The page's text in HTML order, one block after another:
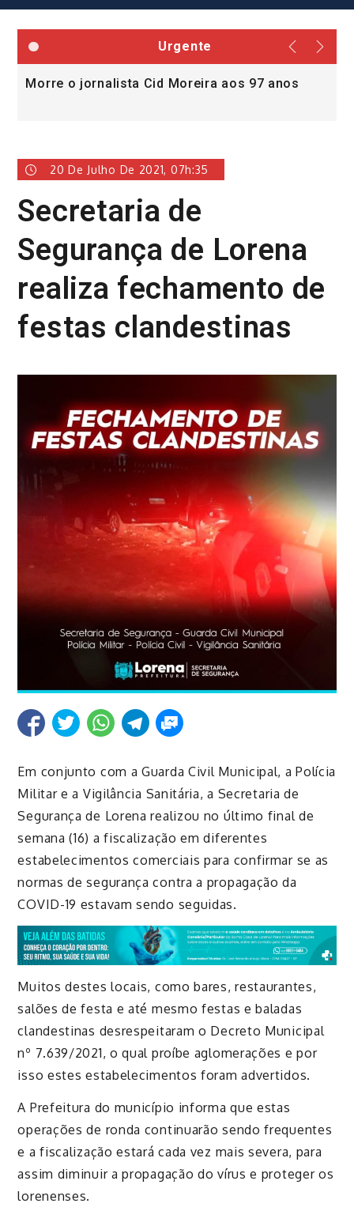
Urgente
Morre o jornalista Cid Moreira aos 97 anos
20 De Julho De 2021, 07h:35
Secretaria de
Segurança de Lorena
realiza fechamento de
festas clandestinas
Em conjunto com a Guarda Civil Municipal, a Polícia
Militar e a Vigilância Sanitária, a Secretaria de
Segurança de Lorena realizou no último final de
semana (16) a fiscalização em diferentes
estabelecimentos comerciais para confirmar se as
normas de segurança contra a propagação da
COVID-19 estavam sendo seguidas.
Muitos destes locais, como bares, restaurantes,
salões de festa e até mesmo festas e baladas
clandestinas desrespeitaram o Decreto Municipal
nº 7.639/2021, o qual proíbe aglomerações e por
isso estes estabelecimentos foram advertidos.
A Prefeitura do município informa que estas
operações de ronda continuarão sendo frequentes
e a fiscalização estará cada vez mais severa, para
assim diminuir a propagação do vírus e proteger os
lorenenses.